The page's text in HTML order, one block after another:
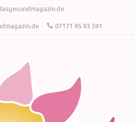
07171 95 93 591